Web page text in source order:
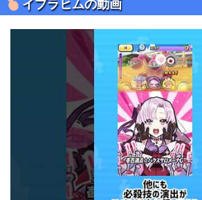
イブラヒムの動画